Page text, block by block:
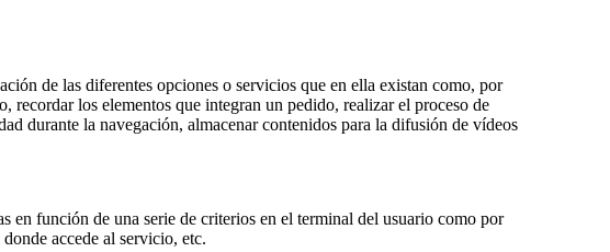
de las diferentes opciones o servicios que en ella existan como, por
recordar los elementos que integran un pedido, realizar el proceso de
durante la navegación, almacenar contenidos para la difusión de vídeos
en función de una serie de criterios en el terminal del usuario como por
accede al servicio, etc.